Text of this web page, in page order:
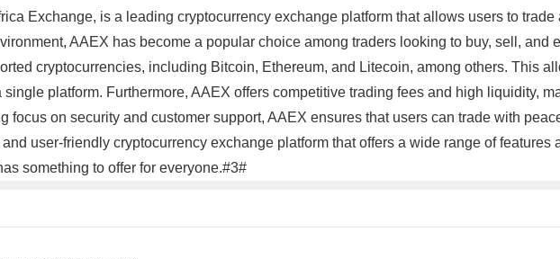
Exchange, is a leading cryptocurrency exchange platform that allows users to
AAEX has become a popular choice among traders looking to buy, sell, and
cryptocurrencies, including Bitcoin, Ethereum, and Litecoin, among others. This
platform. Furthermore, AAEX offers competitive trading fees and high liquidity,
focus on security and customer support, AAEX ensures that users can trade with
user-friendly cryptocurrency exchange platform that offers a wide range of
something to offer for everyone.#3#